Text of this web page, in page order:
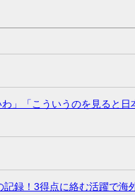
「こういうのを見ると
録！3得点に絡む活躍で海